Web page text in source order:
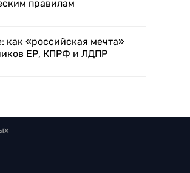
правилам
как «российская мечта»
ЕР, КПРФ и ЛДПР